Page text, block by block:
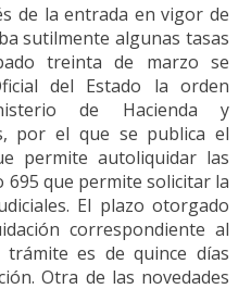
de la entrada en vigor de
sutilmente algunas tasas
treinta de marzo se
del Estado la orden
de Hacienda y
por el que se publica el
permite autoliquidar las
695 que permite solicitar la
El plazo otorgado
correspondiente al
trámite es de quince días
Otra de las novedades